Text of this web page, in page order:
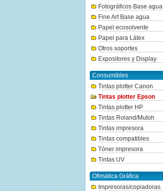
Fotográficos Base agua
Fine Art Base agua
Papel ecosolvente
Papel para Látex
Otros soportes
Expositores y Display
Consumibles
Tintas plotter Canon
Tintas plotter Epson
Tintas plotter HP
Tintas Roland/Mutoh
Tintas impresora
Tintas compatibles
Tóner impresora
Tintas UV
Ofimática Gráfica
Impresoras/copiadoras